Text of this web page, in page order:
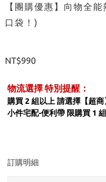
【團購優惠】向物全
口袋！)
NT$990
物流選擇 特別提醒：
購買 2 組以上 請選擇【超商
小件宅配-便利帶 限購買 1 組
訂購明細